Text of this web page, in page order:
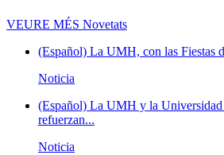
VEURE MÉS Novetats
(Español) La UMH, con las Fiestas
Noticia
(Español) La UMH y la Universidad
refuerzan...
Noticia